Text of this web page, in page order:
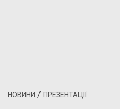
НОВИНИ / ПРЕЗЕНТАЦІЇ